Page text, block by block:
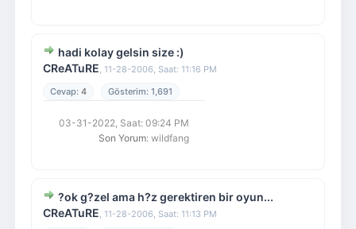
hadi kolay gelsin size :)
CReATuRE, 11-28-2006, Saat: 11:16 PM
4
1,691
03-31-2022, Saat: 09:24 PM
Son Yorum: wildfang
?ok g?zel ama h?z gerektiren bir oyun...
CReATuRE, 11-28-2006, Saat: 11:13 PM